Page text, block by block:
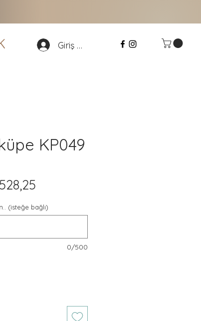
Giriş Yap
KP049
Fiyat
(isteğe bağlı)
0/500